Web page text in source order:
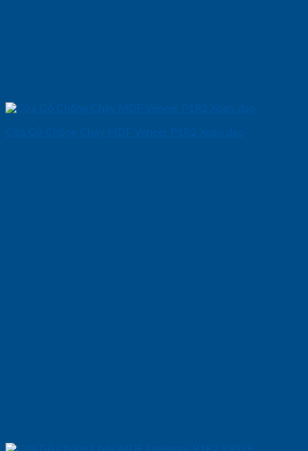
Cửa Gỗ Chống Cháy MDF Veneer P1R2 Xoan dao